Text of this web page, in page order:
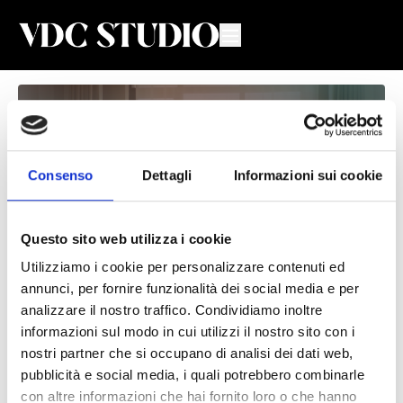
Consenso Dettagli Informazioni sui cookie
Questo sito web utilizza i cookie
Utilizziamo i cookie per personalizzare contenuti ed
annunci, per fornire funzionalità dei social media e per
analizzare il nostro traffico. Condividiamo inoltre
informazioni sul modo in cui utilizzi il nostro sito con i
nostri partner che si occupano di analisi dei dati web,
pubblicità e social media, i quali potrebbero combinarle
con altre informazioni che hai fornito loro o che hanno
Postural & Mobility #14
Valeria De Chiara
Lezione di Postural and Mobility con Valeria